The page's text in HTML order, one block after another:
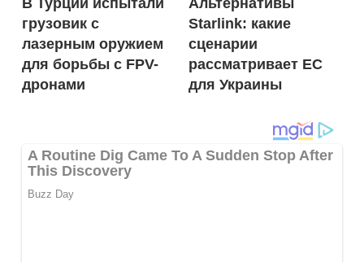
по
записям
грузовик с
лазерным оружием
для борьбы с FPV-
дронами
Starlink: какие
сценарии
рассматривает ЕС
для Украины